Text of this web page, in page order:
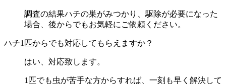
調査の結果ハチの巣がみつかり、駆除が必要になった
場合、後からでもお気軽にご依頼ください。
ハチ1匹からでも対応してもらえますか？
はい、対応致します。
1匹でも虫が苦手な方からすれば、一刻も早く解決して